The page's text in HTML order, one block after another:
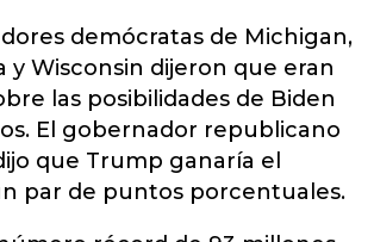
demócratas de Michigan,
y Wisconsin dijeron que eran
las posibilidades de Biden
El gobernador republicano
que Trump ganaría el
par de puntos porcentuales.